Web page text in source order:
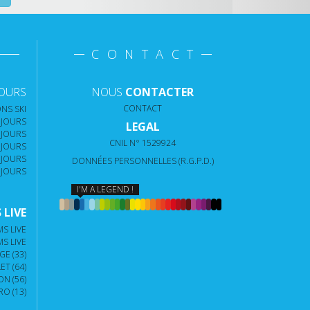
SKI
LIVE
LIVE
LIVE
(33)
(64)
(56)
(13)
CONTACT
NOUS CONTACTER
CONTACT
LEGAL
CNIL N° 1529924
DONNÉES PERSONNELLES (R.G.P.D.)
I'M A LEGEND !